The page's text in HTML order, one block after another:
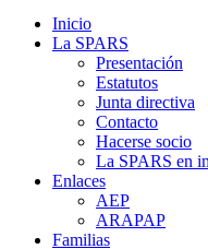
Inicio
La SPARS
Presentación
Estatutos
Junta directiva
Contacto
Hacerse socio
La SPARS en
Enlaces
AEP
ARAPAP
Familias